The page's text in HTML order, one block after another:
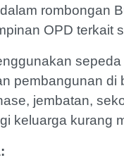
rombongan
OPD terkait
pembangunan di
jembatan,
keluarga kurang